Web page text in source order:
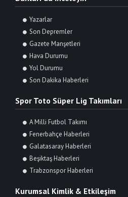
Yazarlar
Son Depremler
Gazete Manşetleri
Hava Durumu
Yol Durumu
Son Dakika Haberleri
Spor Toto Süper Lig Takımları
A Milli Futbol Takımı
Fenerbahçe Haberleri
Galatasaray Haberleri
Beşiktaş Haberleri
Trabzonspor Haberleri
Kurumsal Kimlik & Etkileşim